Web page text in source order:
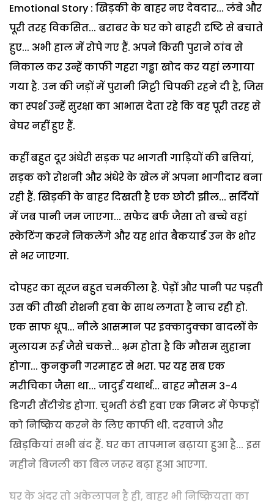
Emotional Story : खिड़की के बाहर नए देवदार... लंबे और
पूरी तरह विकसित... बराबर के घर को बाहरी दृष्टि से बचाते
हुए... अभी हाल में रोपे गए हैं. अपने किसी पुराने ठांव से
निकाल कर उन्हें काफी गहरा गड्ढा खोद कर यहां लगाया
गया है. उन की जड़ों में पुरानी मिट्टी चिपकी रहने दी है, जिस
का स्पर्श उन्हें सुरक्षा का आभास देता रहे कि वह पूरी तरह से
बेघर नहीं हुए हैं.
कहीं बहुत दूर अंधेरी सड़क पर भागती गाड़ियों की बत्तियां,
सड़क को रोशनी और अंधेरे के खेल में अपना भागीदार बना
रही हैं. खिड़की के बाहर दिखती है एक छोटी झील... सर्दियों
में जब पानी जम जाएगा... सफेद बर्फ जैसा तो बच्चे वहां
स्केटिंग करने निकलेंगे और यह शांत बैकयार्ड उन के शोर
से भर जाएगा.
दोपहर का सूरज बहुत चमकीला है. पेड़ों और पानी पर पड़ती
उस की तीखी रोशनी हवा के साथ लगता है नाच रही हो.
एक साफ धूप... नीले आसमान पर इक्कादुक्का बादलों के
मुलायम रूई जैसे चकत्ते... भ्रम होता है कि मौसम सुहाना
होगा... कुनकुनी गरमाहट से भरा. पर यह सब एक
मरीचिका जैसा था... जादुई यथार्थ... बाहर मौसम 3-4
डिगरी सैंटीग्रेड होगा. चुभती ठंडी हवा एक मिनट में फेफड़ों
को निष्क्रिय करने के लिए काफी थी. दरवाजे और
खिड़कियां सभी बंद हैं. घर का तापमान बढ़ाया हुआ है... इस
महीने बिजली का बिल जरूर बढ़ा हुआ आएगा.
घर के अंदर तो अकेलापन है ही, बाहर भी निष्क्रियता का